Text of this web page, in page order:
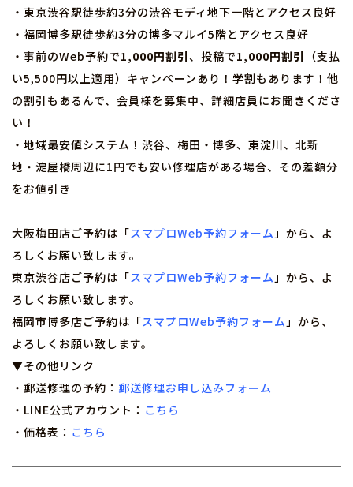
・東京渋谷駅徒歩約3分の渋谷モディ地下一階とアクセス良好
・福岡博多駅徒歩約3分の博多マルイ5階とアクセス良好
・事前のWeb予約で1,000円割引、投稿で1,000円割引 （支払
い5,500円以上適用）キャンペーンあり！学割もあります！他
の割引もあるんで、会員様を募集中、詳細店員にお聞きくださ
い！
・地域最安値システム！渋谷、梅田・博多、東淀川、北新
地・淀屋橋周辺に1円でも安い修理店がある場合、その差額分
をお値引き
大阪梅田店ご予約は「スマプロWeb予約フォーム」から、よ
ろしくお願い致します。
東京渋谷店ご予約は「スマプロWeb予約フォーム」から、よ
ろしくお願い致します。
福岡市博多店ご予約は「スマプロWeb予約フォーム」から、
よろしくお願い致します。
▼その他リンク
・郵送修理の予約： 郵送修理お申し込みフォーム
・LINE公式アカウント： こちら
・価格表： こちら